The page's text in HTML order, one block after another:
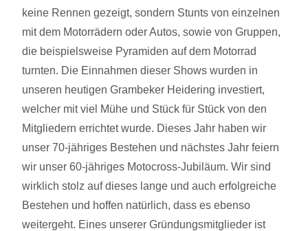
keine Rennen gezeigt, sondern Stunts von einzelnen
mit dem Motorrädern oder Autos, sowie von Gruppen,
die beispielsweise Pyramiden auf dem Motorrad
turnten. Die Einnahmen dieser Shows wurden in
unseren heutigen Grambeker Heidering investiert,
welcher mit viel Mühe und Stück für Stück von den
Mitgliedern errichtet wurde. Dieses Jahr haben wir
unser 70-jähriges Bestehen und nächstes Jahr feiern
wir unser 60-jähriges Motocross-Jubiläum. Wir sind
wirklich stolz auf dieses lange und auch erfolgreiche
Bestehen und hoffen natürlich, dass es ebenso
weitergeht. Eines unserer Gründungsmitglieder ist